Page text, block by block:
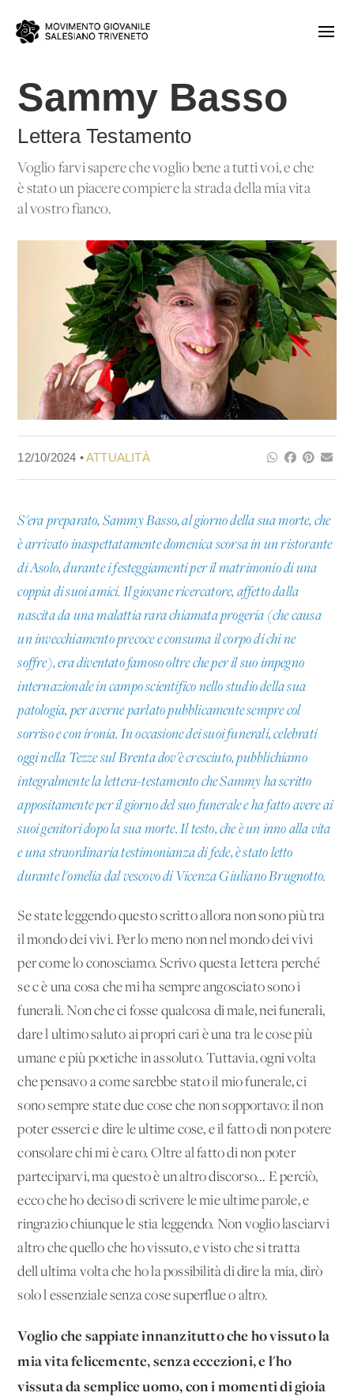
Sammy Basso
Lettera Testamento
Voglio farvi sapere che voglio bene a tutti voi, e che
è stato un piacere compiere la strada della mia vita
al vostro fianco.
12/10/2024 •ATTUALITÀ
S'era preparato, Sammy Basso, al giorno della sua morte, che
è arrivato inaspettatamente domenica scorsa in un ristorante
di Asolo, durante i festeggiamenti per il matrimonio di una
coppia di suoi amici. Il giovane ricercatore, affetto dalla
nascita da una malattia rara chiamata progeria (che causa
un invecchiamento precoce e consuma il corpo di chi ne
soffre), era diventato famoso oltre che per il suo impegno
internazionale in campo scientifico nello studio della sua
patologia, per averne parlato pubblicamente sempre col
sorriso e con ironia. In occasione dei suoi funerali, celebrati
oggi nella Tezze sul Brenta dov'è cresciuto, pubblichiamo
integralmente la lettera-testamento che Sammy ha scritto
appositamente per il giorno del suo funerale e ha fatto avere ai
suoi genitori dopo la sua morte. Il testo, che è un inno alla vita
e una straordinaria testimonianza di fede, è stato letto
durante l'omelia dal vescovo di Vicenza Giuliano Brugnotto.
Se state leggendo questo scritto allora non sono più tra
il mondo dei vivi. Per lo meno non nel mondo dei vivi
per come lo conosciamo. Scrivo questa Iettera perché
se c'è una cosa che mi ha sempre angosciato sono i
funerali. Non che ci fosse qualcosa di male, nei funerali,
dare l'ultimo saluto ai propri cari è una tra le cose più
umane e più poetiche in assoluto. Tuttavia, ogni volta
che pensavo a come sarebbe stato il mio funerale, ci
sono sempre state due cose che non sopportavo: il non
poter esserci e dire le ultime cose, e il fatto di non potere
consolare chi mi è caro. Oltre al fatto di non poter
parteciparvi, ma questo è un altro discorso... E perciò,
ecco che ho deciso di scrivere le mie ultime parole, e
ringrazio chiunque le stia leggendo. Non voglio lasciarvi
altro che quello che ho vissuto, e visto che si tratta
dell'ultima volta che ho la possibilità di dire la mia, dirò
solo l'essenziale senza cose superflue o altro.
Voglio che sappiate innanzitutto che ho vissuto la
mia vita felicemente, senza eccezioni, e l'ho
vissuta da semplice uomo, con i momenti di gioia